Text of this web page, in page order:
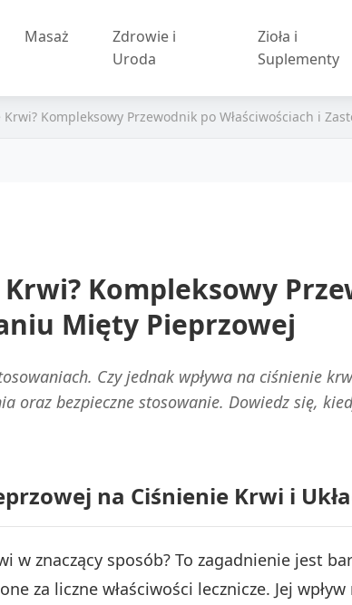
Masaż
Zdrowie i
Uroda
Zioła i
Suplementy
Kompleksowy Przewodnik po Właściwościach i
Kompleksowy
Mięty Pieprzowej
Czy jednak wpływa na ciśnienie
oraz bezpieczne stosowanie. Dowiedz się,
na Ciśnienie Krwi i
w znaczący sposób? To zagadnienie jest
za liczne właściwości lecznicze. Jej